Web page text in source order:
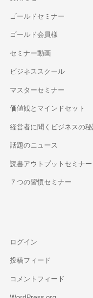
ゴールドセミナー
ゴールド会員様
セミナー動画
ビジネススクール
マスターセミナー
価値観とマインドセット
経営者に聞くビジネスの
話題のニュース
読書アウトプットセミナー
７つの習慣セミナー
ログイン
投稿フィード
コメントフィード